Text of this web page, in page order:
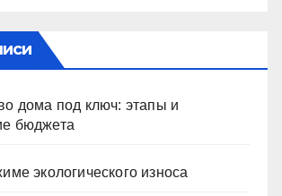
дома под ключ: этапы и
бюджета
экологического износа